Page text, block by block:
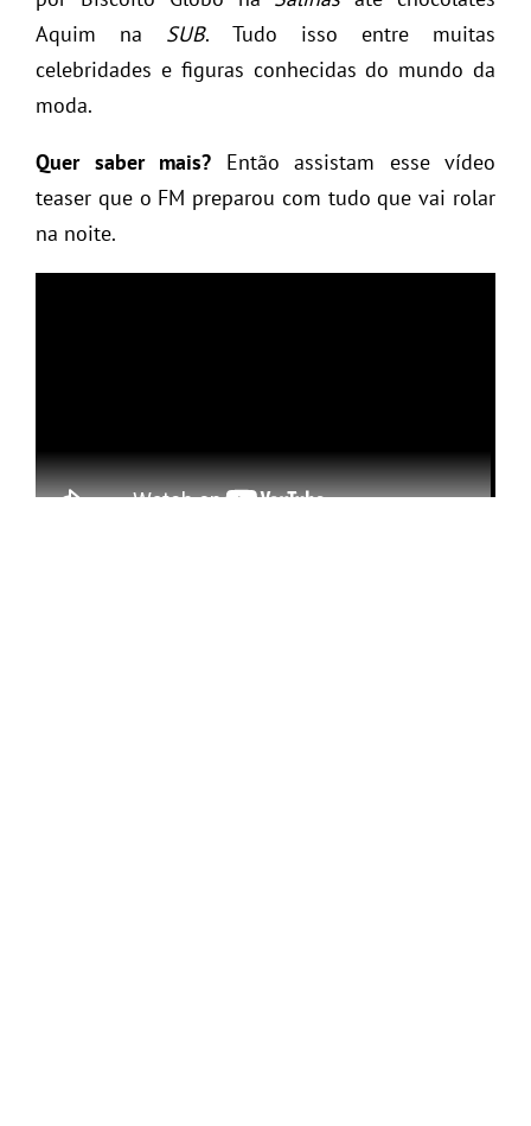
Aquim na SUB. Tudo isso entre muitas
celebridades e figuras conhecidas do mundo da
moda.
Quer saber mais? Então assistam esse vídeo
teaser que o FM preparou com tudo que vai rolar
na noite.